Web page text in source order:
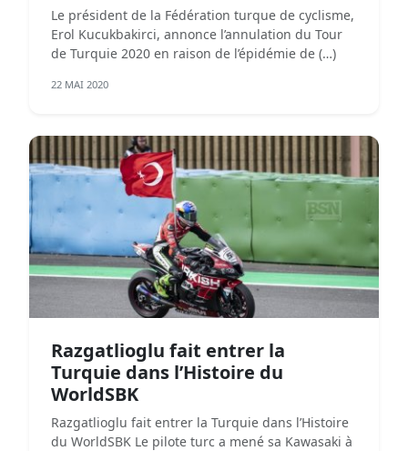
Le président de la Fédération turque de cyclisme,
Erol Kucukbakirci, annonce l’annulation du Tour
de Turquie 2020 en raison de l’épidémie de (…)
22 MAI 2020
Razgatlioglu fait entrer la
Turquie dans l’Histoire du
WorldSBK
Razgatlioglu fait entrer la Turquie dans l’Histoire
du WorldSBK Le pilote turc a mené sa Kawasaki à